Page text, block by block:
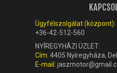
Ügyfélszolgálat (központ):
+36-42-512-560
NYÍREGYHÁZI ÜZLET:
Cím: 4405 Nyíregyháza,
E-mail: